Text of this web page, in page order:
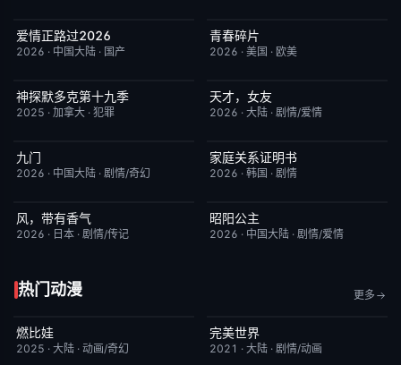
完结
爱情正路过2026
2026 · 中国大陆 · 国产
更新至第02集
青春碎片
2026 · 美国 · 欧美
更新至第07集
神探默多克第十九季
2025 · 加拿大 · 犯罪
更新至第14集
天才，女友
2026 · 大陆 · 剧情/爱情
更新至第16集
九门
2026 · 中国大陆 · 剧情/奇幻
更新至第23集
家庭关系证明书
2026 · 韩国 · 剧情
更新至第94集
风，带有香气
2026 · 日本 · 剧情/传记
更新至第18集
昭阳公主
2026 · 中国大陆 · 剧情/爱情
热门动漫 更多
HD国语
燃比娃
2025 · 大陆 · 动画/奇幻
更新至第281集
完美世界
2021 · 大陆 · 剧情/动画